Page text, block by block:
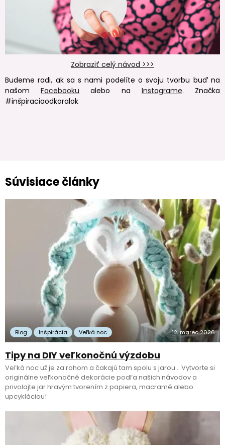
Zobraziť celý návod >>>
Budeme radi, ak sa s nami podelíte o svoju tvorbu buď na
našomFacebooku alebo na Instagrame. Značka
#inšpiraciaodkoralok
Súvisiace články
Blog Inšpirácia Veľká noc 12. marec 2026
Tipy na DIY veľkonočnú výzdobu
Veľká noc už je za rohom a čakajú tam spolu s jarou… Vytvorte si
originálne veľkonočné dekorácie podľa našich návodov a
privolajte jar hravým tvorením z papiera, macramé alebo
upcykláciou!